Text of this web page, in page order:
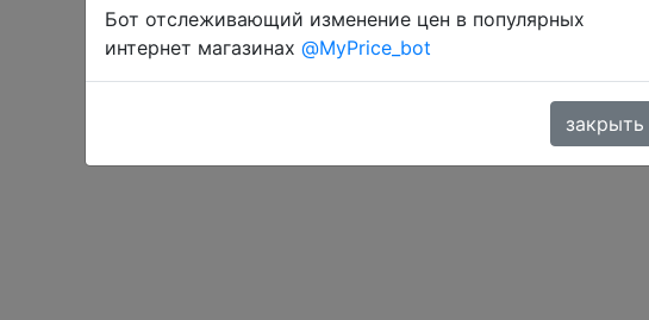
Бот отслеживающий изменение цен в популярных
интернет магазинах @MyPrice_bot
закрыть